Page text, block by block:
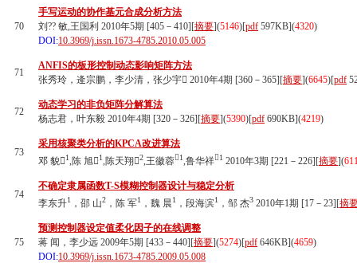
70
手写运动的协作基元合成分析方法
刘?? 敏,王国利 2010年5期 [405－410][摘要](5146)[pdf 597KB](4320)
DOI:10.3969/j.issn.1673-4785.2010.05.005
71
ANFIS的板形控制动态影响矩阵方法
张秀玲，逄宗鹏，李少清，张少宇 2010年4期 [360－365][摘要](6645)[pdf
72
动态学习的非负矩阵分解算法
杨志君，叶东毅 2010年4期 [320－326][摘要](5390)[pdf 690KB](4219)
73
采用核聚类分析的KPCA改进算法
邓 貌1,陈 旭1,陈天翔2,王徽蓉1,鲁华祥1 2010年3期 [221－226][摘要](
74
不确定隶属函数T-S模糊控制器设计与稳定分析
李东升1 ，邵 山2 ，陈 军1 ，魏 晨1 ，段海滨1 ，邹 杰3 2010年1期 [17－23][摘
75
预测控制器设定值柔化因子的在线调整
蒋 闻，李少远 2009年5期 [433－440][摘要](5274)[pdf 646KB](4659)
DOI:10.3969/j.issn.1673-4785.2009.05.008